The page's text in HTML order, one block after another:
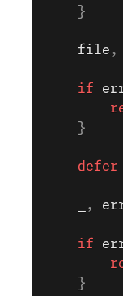
	}
	file
,
	if
	}
	defer
,
	if
	}